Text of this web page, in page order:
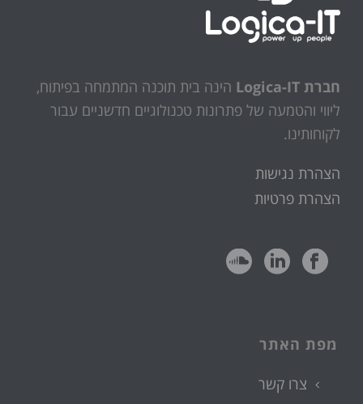
חברת Logica-IT
הינה בית תוכנה המתמחה בפיתוח,
ליווי והטמעה של פתרונות טכנולוגיים חדשניים עבור
לקוחותינו.
הצהרת נגישות
הצהרת פרטיות
מפת האתר
צרו קשר